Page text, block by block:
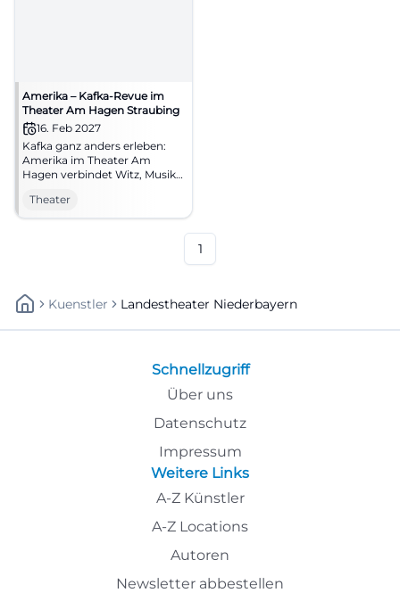
Amerika – Kafka-Revue im
Theater Am Hagen Straubing
16. Feb 2027
Kafka ganz anders erleben:
Amerika im Theater Am
Hagen verbindet Witz, Musik
einem Abend voller
Sehnsucht. #Theater
Theater
1
Kuenstler Landestheater Niederbayern
Schnellzugriff
Über uns
Datenschutz
Impressum
Weitere Links
A-Z Künstler
A-Z Locations
Autoren
Newsletter abbestellen